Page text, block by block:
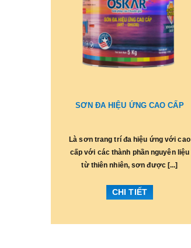
SƠN ĐA HIỆU ỨNG CAO CẤP
Là sơn trang trí đa hiệu ứng với cao
cấp với các thành phần nguyên liệu
từ thiên nhiên, sơn được [...]
CHI TIẾT